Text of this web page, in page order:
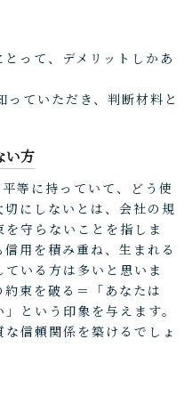
って、デメリットしかあ
ていただき、判断材料と
い方
等に持っていて、どう使
にしないとは、会社の規
守らないことを指しま
用を積み重ね、生まれる
いる方は多いと思いま
束を破る＝「あなたは
という印象を与えます。
信頼関係を築けるでしょ